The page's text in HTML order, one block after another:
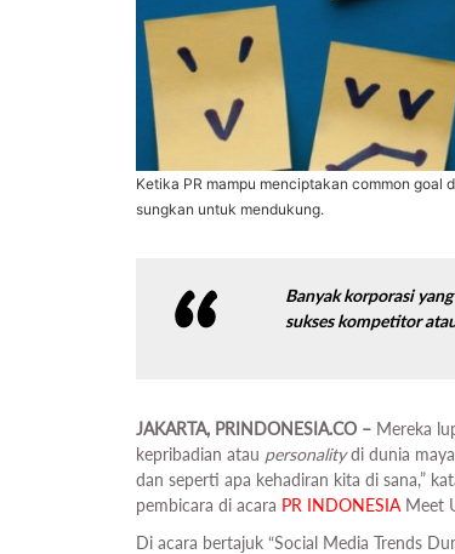
Ketika PR mampu menciptakan common goal
sungkan untuk mendukung.
Banyak korporasi
sukses kompetitor
JAKARTA, PRINDONESIA.CO – Mereka
kepribadian atau personalitydi dunia
dan seperti apa kehadiran kita di sana,”
pembicara di acara PR INDONESIA Meet
Di acara bertajuk “Social Media Trends